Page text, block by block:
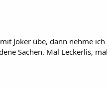
Joker übe, dann nehme
Sachen. Mal Leckerlis,